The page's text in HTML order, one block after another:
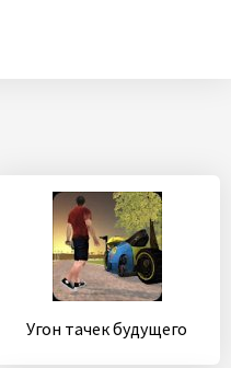
Угон тачек будущего